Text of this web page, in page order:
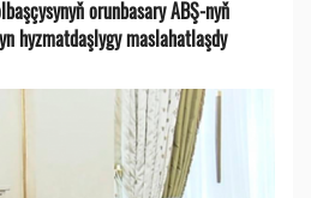
orunbasary ABŞ-nyň
hyzmatdaşlygy maslahatlaşdy